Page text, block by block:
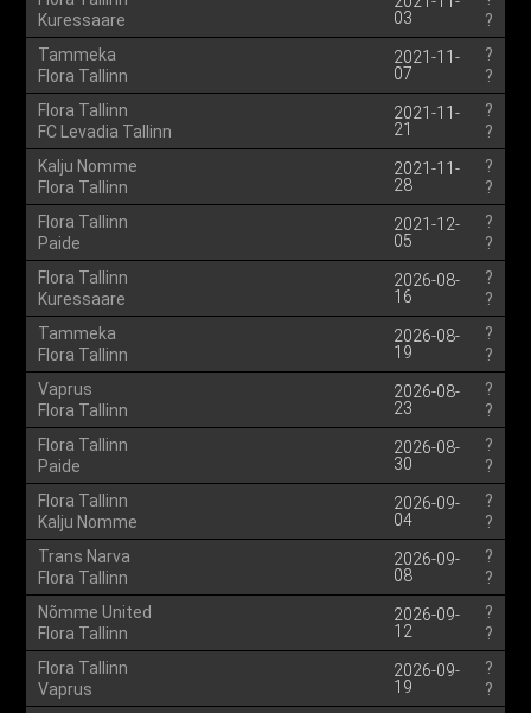
Kuressaare
03
?
Tammeka
Flora Tallinn
2021-11-
07
?
?
Flora Tallinn
FC Levadia Tallinn
2021-11-
21
?
?
Kalju Nomme
Flora Tallinn
2021-11-
28
?
?
Flora Tallinn
Paide
2021-12-
05
?
?
Flora Tallinn
Kuressaare
2026-08-
16
?
?
Tammeka
Flora Tallinn
2026-08-
19
?
?
Vaprus
Flora Tallinn
2026-08-
23
?
?
Flora Tallinn
Paide
2026-08-
30
?
?
Flora Tallinn
Kalju Nomme
2026-09-
04
?
?
Trans Narva
Flora Tallinn
2026-09-
08
?
?
Nõmme United
Flora Tallinn
2026-09-
12
?
?
Flora Tallinn
Vaprus
2026-09-
19
?
?